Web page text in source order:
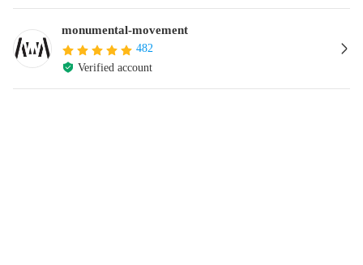
monumental-movement
482
Verified account